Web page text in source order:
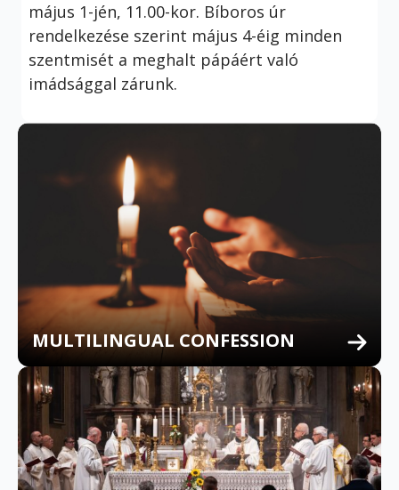
május 1-jén, 11.00-kor. Bíboros úr
rendelkezése szerint május 4-éig minden
szentmisét a meghalt pápáért való
imádsággal zárunk.
MULTILINGUAL CONFESSION